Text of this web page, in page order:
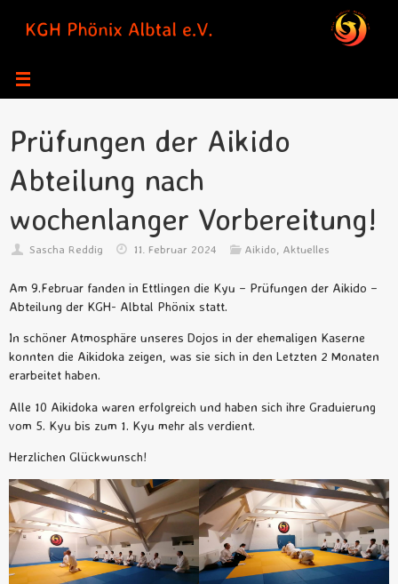
Inhalt
Prüfungen der Aikido
Abteilung nach
wochenlanger Vorbereitung!
Sascha Reddig 11. Februar 2024 Aikido Aktuelles
Am 9.Februar fanden in Ettlingen die Kyu – Prüfungen der Aikido –
Abteilung der KGH- Albtal Phönix statt.
In schöner Atmosphäre unseres Dojos in der ehemaligen Kaserne
konnten die Aikidoka zeigen, was sie sich in den Letzten 2 Monaten
erarbeitet haben.
Alle 10 Aikidoka waren erfolgreich und haben sich ihre Graduierung
vom 5. Kyu bis zum 1. Kyu mehr als verdient.
Herzlichen Glückwunsch!